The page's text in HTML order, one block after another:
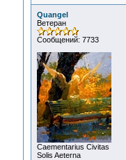
Quangel
Ветеран
Сообщений: 7733
Сaementarius Civitas
Solis Aeterna